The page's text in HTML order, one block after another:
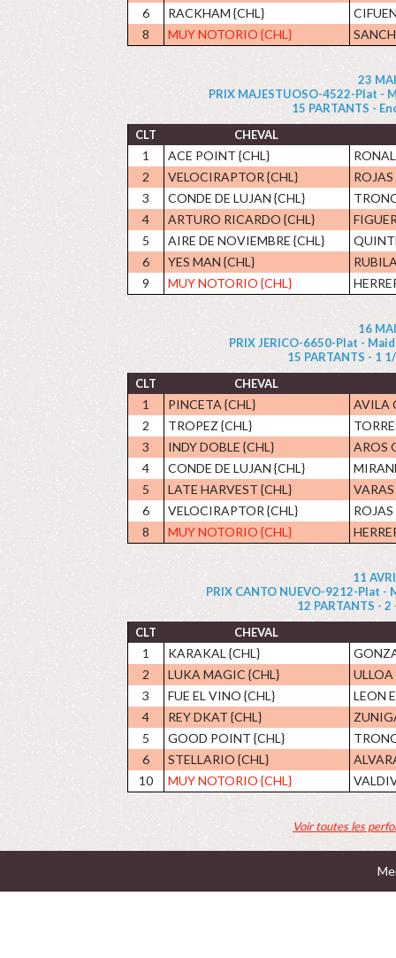
6
RACKHAM {CHL}
8
MUY NOTORIO {CHL}
23
PRIX MAJESTUOSO-4522-Plat -
15 PARTANTS -
CLT
CHEVAL
1 ACE POINT {CHL}
2
VELOCIRAPTOR {CHL}
ROJAS
3
CONDE DE LUJAN {CHL}
4
ARTURO RICARDO {CHL}
5
AIRE DE NOVIEMBRE {CHL}
6
YES MAN {CHL}
9
MUY NOTORIO {CHL}
16
PRIX JERICO-6650-Plat -
15 PARTANTS - 1
CLT
CHEVAL
1 PINCETA {CHL}
AVILA
2
TROPEZ {CHL}
3
INDY DOBLE {CHL}
AROS
4
CONDE DE LUJAN {CHL}
5
LATE HARVEST {CHL}
VARAS
6
VELOCIRAPTOR {CHL}
ROJAS
8
MUY NOTORIO {CHL}
11
PRIX CANTO NUEVO-9212-Plat
12 PARTANTS -
CLT
CHEVAL
1 KARAKAL {CHL}
2
LUKA MAGIC {CHL}
ULLOA
3
FUE EL VINO {CHL}
LEON
4
REY DKAT {CHL}
5
GOOD POINT {CHL}
6
STELLARIO {CHL}
10
MUY NOTORIO {CHL}
Voir toutes les